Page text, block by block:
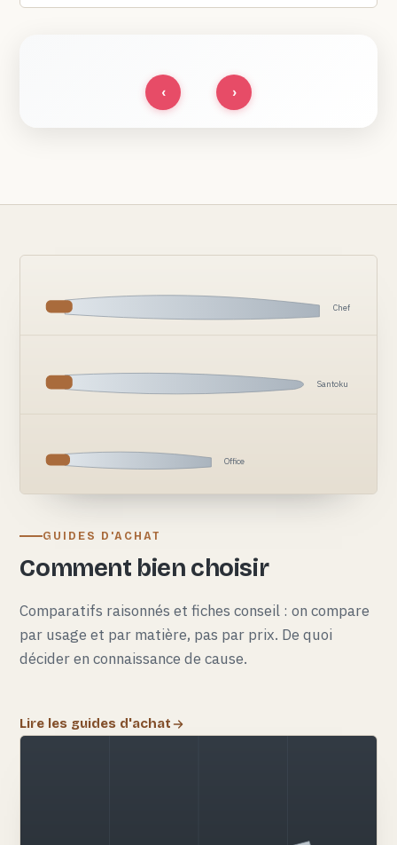
‹ ›
Chef
Santoku
Office
GUIDES D'ACHAT
Comment bien choisir
Comparatifs raisonnés et fiches conseil : on compare
par usage et par matière, pas par prix. De quoi
décider en connaissance de cause.
Lire les guides d'achat